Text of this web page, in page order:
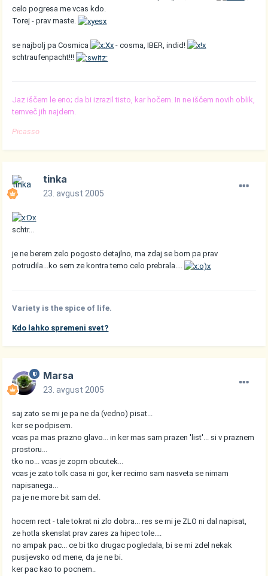
celo pogresa me vcas kdo.
Torej - prav maste.
se najbolj pa Cosmica
- cosma, IBER, indid!
schtraufenpacht!!!
Jaz iščem le eno; da bi izrazil tisto, kar hočem. In ne iščem novih oblik,
temveč jih najdem.
Picasso
tinka
23. avgust 2005
schtr...
je ne berem zelo pogosto detajlno, ma zdaj se bom pa prav
potrudila...ko sem ze kontra temo celo prebrala....
Variety is the spice of life.
Kdo lahko spremeni svet?
Marsa
23. avgust 2005
saj zato se mi je pa ne da (vedno) pisat...
ker se podpisem.
vcas pa mas prazno glavo... in ker mas sam prazen 'list'... si v praznem
prostoru...
tko no... vcas je zoprn obcutek...
vcas je zato tolk casa ni gor, ker recimo sam nasveta se nimam
napisanega...
pa je ne more bit sam del.
hocem rect - tale tokrat ni zlo dobra... res se mi je ZLO ni dal napisat,
ze hotla skenslat prav zares za hipec tole....
no ampak pac... ce bi tko drugac pogledala, bi se mi zdel nekak
pusijevsko od mene, da je ne bi.
ker pac kao to pocnem..